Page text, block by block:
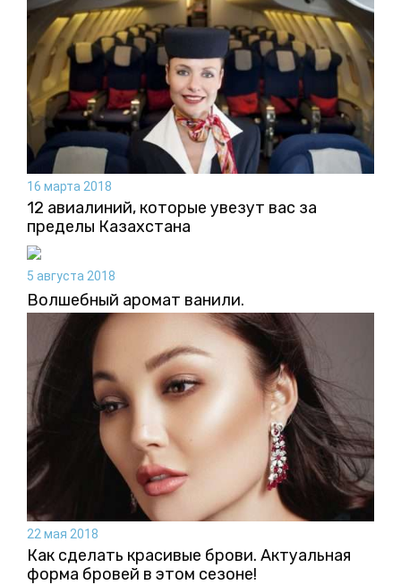
16 марта 2018
12 авиалиний, которые увезут вас за
пределы Казахстана
5 августа 2018
Волшебный аромат ванили.
22 мая 2018
Как сделать красивые брови. Актуальная
форма бровей в этом сезоне!